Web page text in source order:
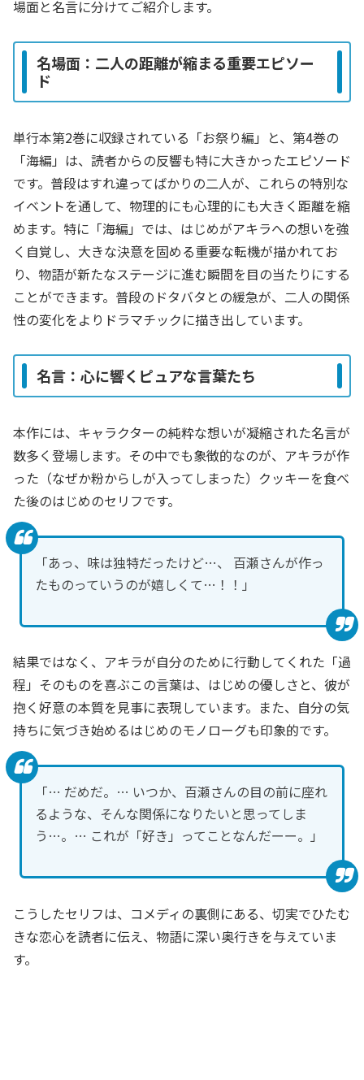
場面と名言に分けてご紹介します。
名場面：二人の距離が縮まる重要エピソー
ド
単行本第2巻に収録されている「お祭り編」と、第4巻の
「海編」は、読者からの反響も特に大きかったエピソード
です。普段はすれ違ってばかりの二人が、これらの特別な
イベントを通して、物理的にも心理的にも大きく距離を縮
めます。特に「海編」では、はじめがアキラへの想いを強
く自覚し、大きな決意を固める重要な転機が描かれてお
り、物語が新たなステージに進む瞬間を目の当たりにする
ことができます。普段のドタバタとの緩急が、二人の関係
性の変化をよりドラマチックに描き出しています。
名言：心に響くピュアな言葉たち
本作には、キャラクターの純粋な想いが凝縮された名言が
数多く登場します。その中でも象徴的なのが、アキラが作
った（なぜか粉からしが入ってしまった）クッキーを食べ
た後のはじめのセリフです。
「あっ、味は独特だったけど…、 百瀬さんが作っ
たものっていうのが嬉しくて…！！」
結果ではなく、アキラが自分のために行動してくれた「過
程」そのものを喜ぶこの言葉は、はじめの優しさと、彼が
抱く好意の本質を見事に表現しています。また、自分の気
持ちに気づき始めるはじめのモノローグも印象的です。
「… だめだ。… いつか、百瀬さんの目の前に座れ
るような、そんな関係になりたいと思ってしま
う…。… これが「好き」ってことなんだーー。」
こうしたセリフは、コメディの裏側にある、切実でひたむ
きな恋心を読者に伝え、物語に深い奥行きを与えていま
す。